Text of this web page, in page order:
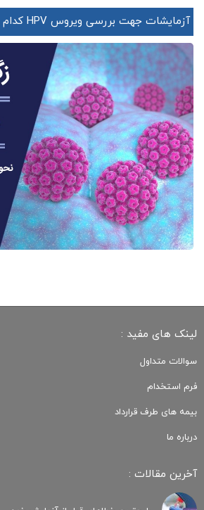
آزمایشات جهت بررسی ویروس HPV کدام است؟
لینک های مفید :
سوالات متداول
فرم استخدام
بیمه های طرف قرارداد
درباره ما
آخرین مقالات :